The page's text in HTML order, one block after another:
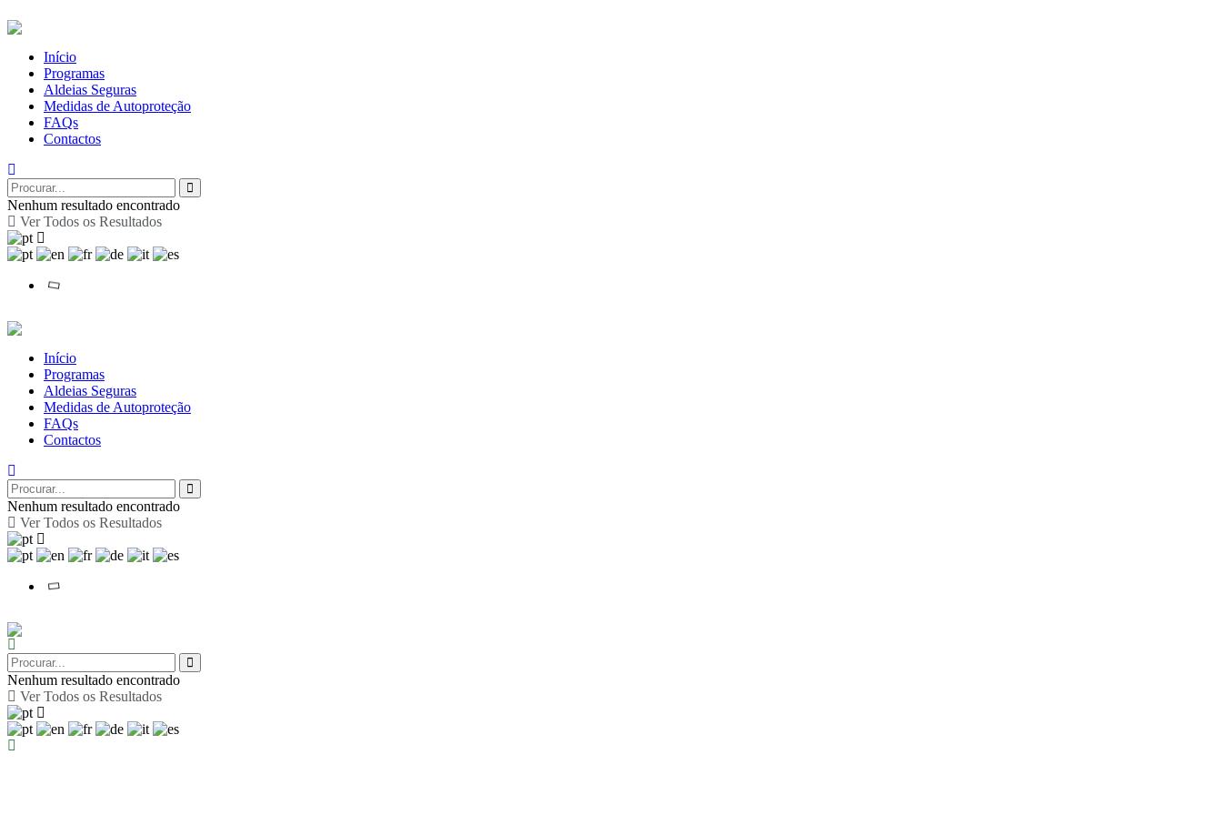
Início
Programas
Aldeias Seguras
Medidas de Autoproteção
FAQs
Contactos
Nenhum resultado encontrado
Ver Todos os Resultados
Início
Programas
Aldeias Seguras
Medidas de Autoproteção
FAQs
Contactos
Nenhum resultado encontrado
Ver Todos os Resultados
Nenhum resultado encontrado
Ver Todos os Resultados